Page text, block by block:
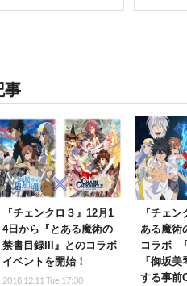
事
『チェンクロ３』12月1
4日から『とある魔術の
禁書目録III』とのコラボ
イベントを開始！
2018.12.11 Tue 17:30
『チェ
ある魔術
コラボ─
「御坂
する事前